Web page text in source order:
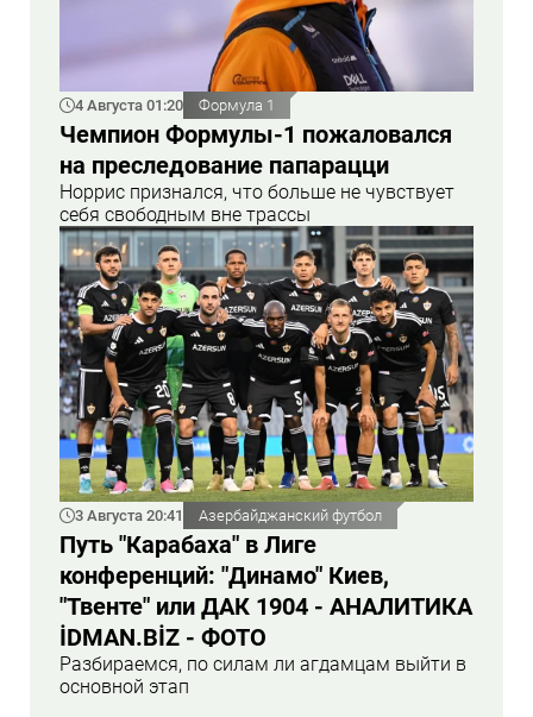
4 Августа 01:20 Формула 1
Чемпион Формулы-1 пожаловался
на преследование папарацци
Норрис признался, что больше не чувствует
себя свободным вне трассы
3 Августа 20:41 Азербайджанский футбол
Путь "Карабаха" в Лиге
конференций: "Динамо" Киев,
"Твенте" или ДАК 1904 - АНАЛИТИКА
İDMAN.BİZ - ФОТО
Разбираемся, по силам ли агдамцам выйти в
основной этап